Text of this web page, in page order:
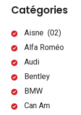
Catégories
Aisne (02)
Alfa Roméo
Audi
Bentley
BMW
Can Am